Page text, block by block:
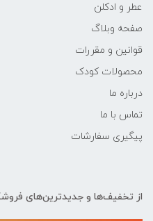
عطر و ادکلن
صفحه وبلاگ
قوانین و مقررات
محصولات کودک
درباره ما
تماس با ما
پیگیری سفارشات
از تخفیف‌ها و جدیدترین‌های